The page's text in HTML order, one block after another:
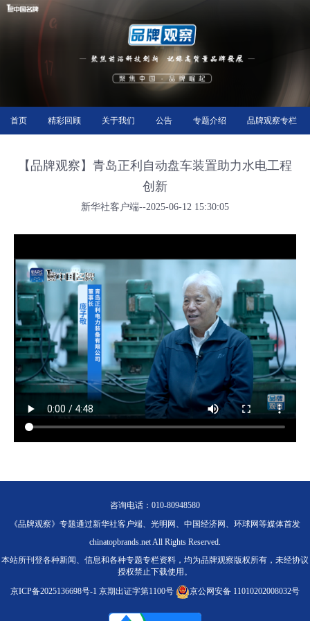
首页 精彩回顾 关于我们 公告 专题介绍 品牌观察专栏
【品牌观察】青岛正利自动盘车装置助力水电工程
创新
新华社客户端--2025-06-12 15:30:05
咨询电话：010-80948580
《品牌观察》专题通过新华社客户端、光明网、中国经济网、环球网等媒体首发
chinatopbrands.net All Rights Reserved.
本站所刊登各种新闻、信息和各种专题专栏资料，均为品牌观察版权所有，未经协议
授权禁止下载使用。
京ICP备2025136698号-1 京期出证字第1100号 京公网安备 11010202008032号